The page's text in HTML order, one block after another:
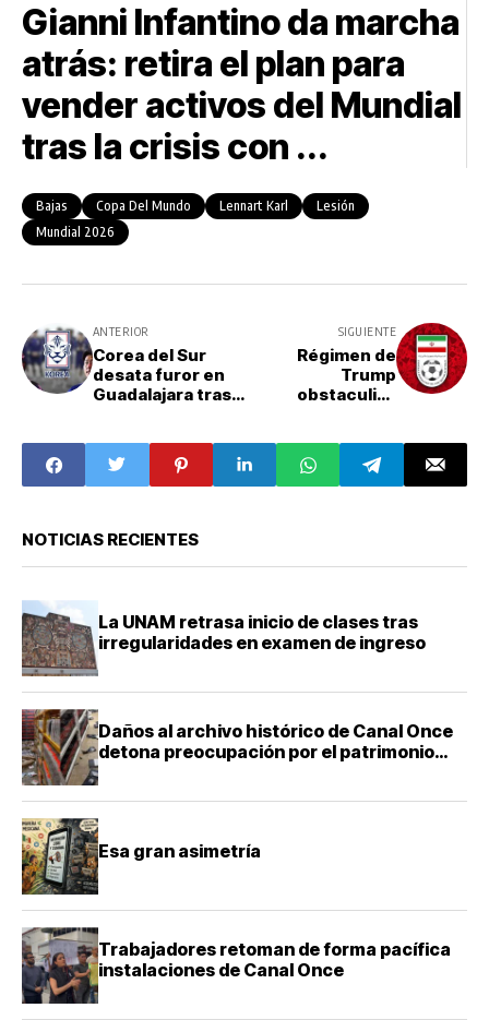
Gianni Infantino da marcha
atrás: retira el plan para
vender activos del Mundial
tras la crisis con ...
Bajas Copa Del Mundo Lennart Karl
Lesión
Mundial 2026
ANTERIOR
Corea del Sur
desata furor en
Guadalajara tras
SIGUIENTE
Régimen de
Trump
obstaculiza
Irán al Mundial
NOTICIAS RECIENTES
La UNAM retrasa inicio de clases tras
irregularidades en examen de ingreso
Daños al archivo histórico de Canal Once
detona preocupación por el patrimonio
Esa gran asimetría
Trabajadores retoman de forma pacífica
instalaciones de Canal Once